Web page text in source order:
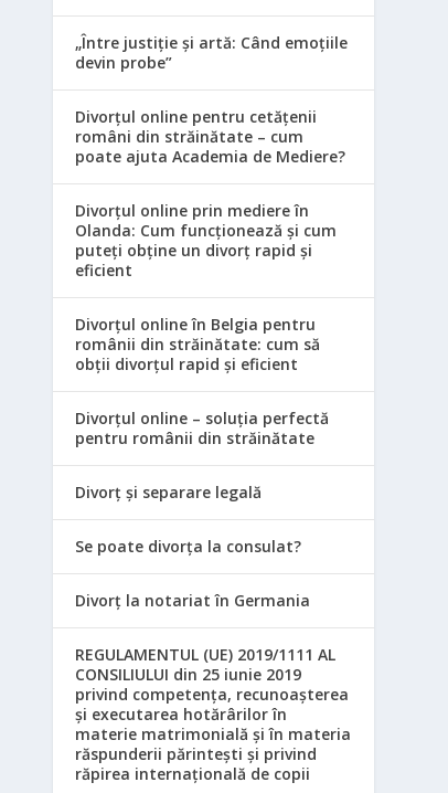
„Între justiție și artă: Când emoțiile
devin probe”
Divorțul online pentru cetățenii
români din străinătate – cum
poate ajuta Academia de Mediere?
Divorțul online prin mediere în
Olanda: Cum funcționează și cum
puteți obține un divorț rapid și
eficient
Divorțul online în Belgia pentru
românii din străinătate: cum să
obții divorțul rapid și eficient
Divorțul online – soluția perfectă
pentru românii din străinătate
Divorț și separare legală
Se poate divorța la consulat?
Divorț la notariat în Germania
REGULAMENTUL (UE) 2019/1111 AL
CONSILIULUI din 25 iunie 2019
privind competența, recunoașterea
și executarea hotărârilor în
materie matrimonială și în materia
răspunderii părintești și privind
răpirea internațională de copii